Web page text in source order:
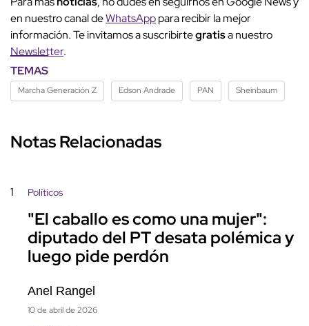
en nuestro canal deWhatsApppara recibir la mejor
información. Te invitamos a suscribirtegratisa nuestro
Newsletter.
TEMAS
Marcha Generación Z Edson Andrade PAN Sheinbaum
Notas Relacionadas
1 Políticos
"El caballo es como una mujer":
diputado del PT desata polémica y
luego pide perdón
Anel Rangel
10 de abril de 2026